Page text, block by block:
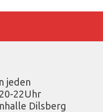
jeden
22Uhr
Dilsberg